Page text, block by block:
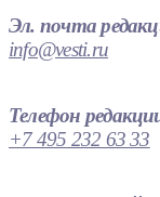
Эл. почта
info@vesti.ru
Телефон
+7 495 232 63 33